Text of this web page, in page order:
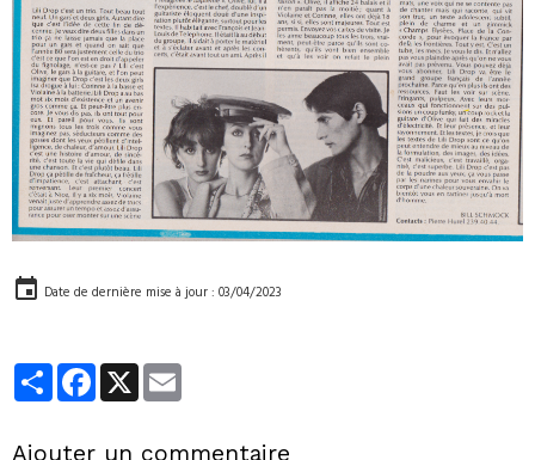
Date de dernière mise à jour : 03/04/2023
PartagerFacebook
X
Ajouter un commentaire